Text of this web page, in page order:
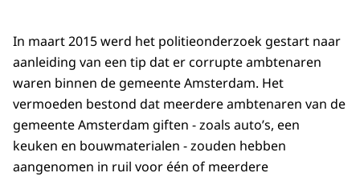
In maart 2015 werd het politieonderzoek gestart naar
aanleiding van een tip dat er corrupte ambtenaren
waren binnen de gemeente Amsterdam. Het
vermoeden bestond dat meerdere ambtenaren van de
gemeente Amsterdam giften - zoals auto’s, een
keuken en bouwmaterialen - zouden hebben
aangenomen in ruil voor één of meerdere